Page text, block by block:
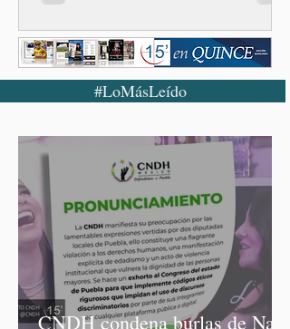
#LoMásLeído
CNDH condena burlas de Nay